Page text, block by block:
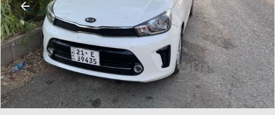
چات
دەربارە
پەیوەندی